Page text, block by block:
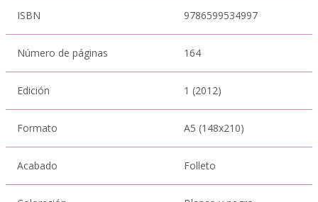
ISBN 9786599534997
Número de páginas 164
Edición 1 (2012)
Formato A5 (148x210)
Acabado Folleto